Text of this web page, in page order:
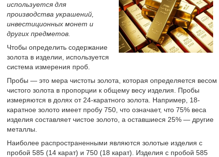
используется для
производства украшений,
инвестиционных монет и
других предметов.
Чтобы определить содержание
золота в изделии, используется
система измерения проб.
Пробы — это мера чистоты золота, которая определяется весом
чистого золота в пропорции к общему весу изделия. Пробы
измеряются в долях от 24-каратного золота. Например, 18-
каратное золото имеет пробу 750, что означает, что 75% веса
изделия составляет чистое золото, а оставшиеся 25% — другие
металлы.
Наиболее распространенными являются золотые изделия с
пробой 585 (14 карат) и 750 (18 карат). Изделия с пробой 585